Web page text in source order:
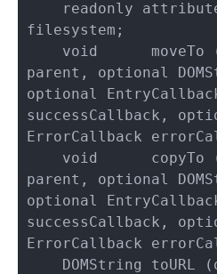
filesystem;
parent, optional
optional
successCallback,
ErrorCallback
parent, optional
optional
successCallback,
ErrorCallback